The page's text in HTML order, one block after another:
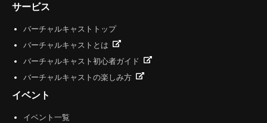
サービス
バーチャルキャストトップ
バーチャルキャストとは
バーチャルキャスト初心者ガイド
バーチャルキャストの楽しみ方
イベント
イベント一覧